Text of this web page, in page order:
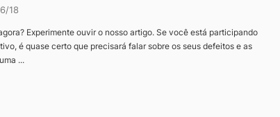
18
Experimente ouvir o nosso artigo. Se você está participando
é quase certo que precisará falar sobre os seus defeitos e as
...